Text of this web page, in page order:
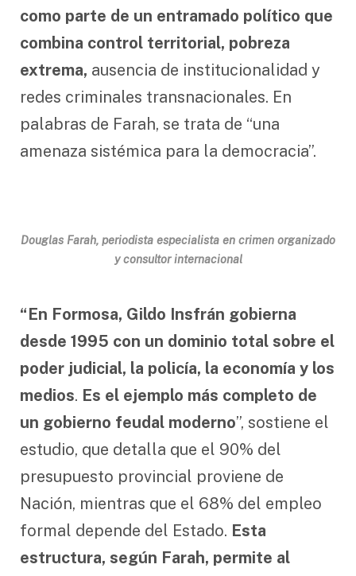
como parte de un entramado político que
combina control territorial, pobreza
extrema, ausencia de institucionalidad y
redes criminales transnacionales. En
palabras de Farah, se trata de “una
amenaza sistémica para la democracia”.
Douglas Farah, periodista especialista en crimen organizado
y consultor internacional
“En Formosa, Gildo Insfrán gobierna
desde 1995 con un dominio total sobre el
poder judicial, la policía, la economía y los
medios. Es el ejemplo más completo de
un gobierno feudal moderno”, sostiene el
estudio, que detalla que el 90% del
presupuesto provincial proviene de
Nación, mientras que el 68% del empleo
formal depende del Estado. Esta
estructura, según Farah, permite al